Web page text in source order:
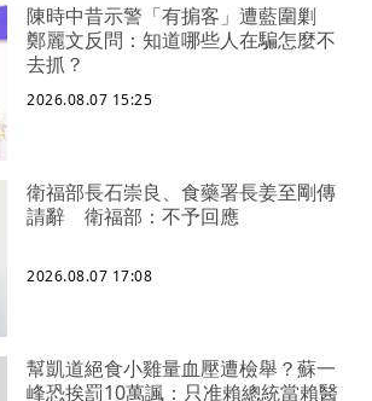
陳時中昔示警「有掮客」遭藍圍剿
鄭麗文反問：知道哪些人在騙怎麼不
去抓？
2026.08.07 15:25
衛福部長石崇良、食藥署長姜至剛傳
請辭 衛福部：不予回應
2026.08.07 17:08
幫凱道絕食小雞量血壓遭檢舉？蘇一
峰恐挨罰10萬諷：只准賴總統當賴醫